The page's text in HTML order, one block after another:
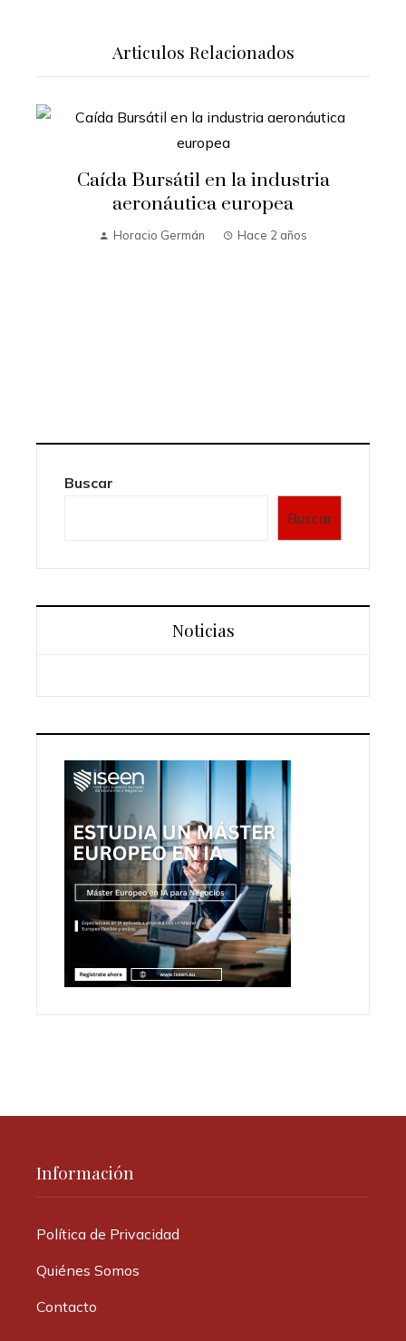
Articulos Relacionados
Caída Bursátil en la industria
aeronáutica europea
Horacio Germán Hace 2 años
Buscar
Buscar
Noticias
Información
Política de Privacidad
Quiénes Somos
Contacto